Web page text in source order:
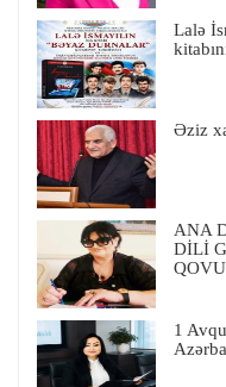
Lalə
Əziz
ANA
DİLİ
1